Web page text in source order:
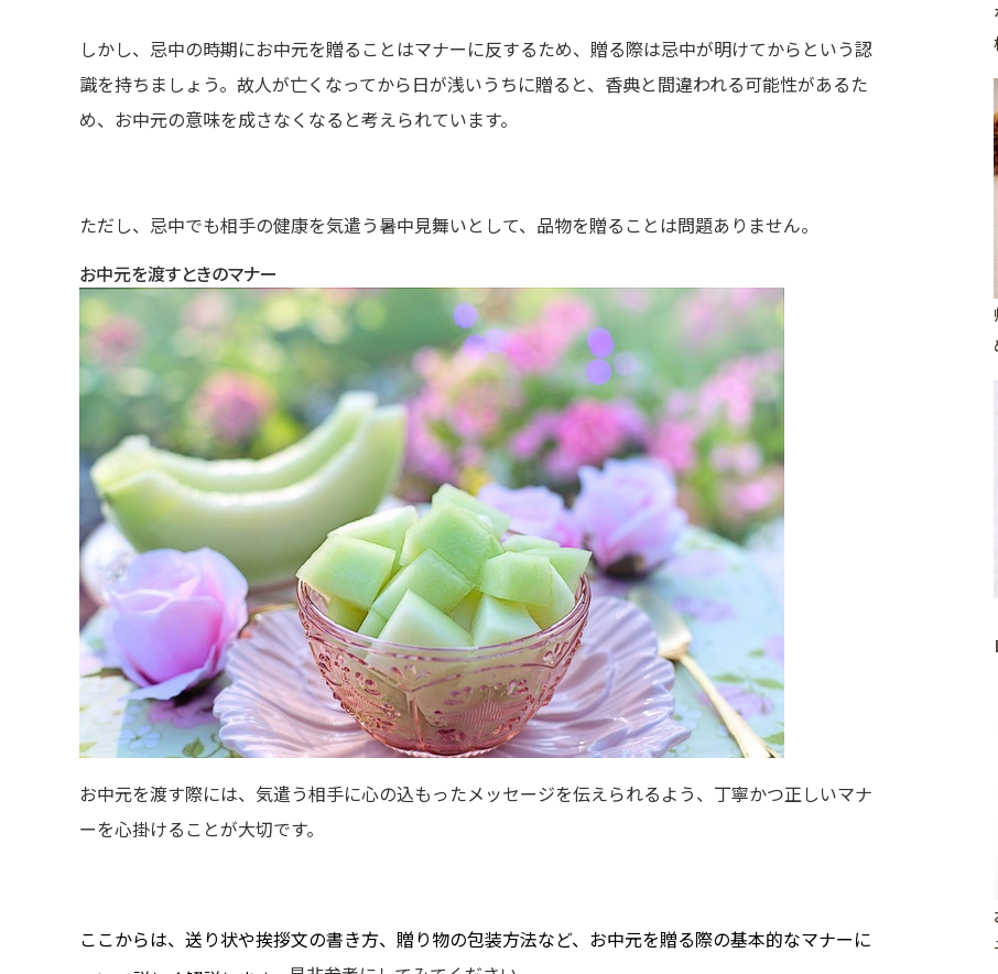
しかし、忌中の時期にお中元を贈ることはマナーに反するため、贈る際は忌中が明けてからという認
識を持ちましょう。故人が亡くなってから日が浅いうちに贈ると、香典と間違われる可能性があるた
め、お中元の意味を成さなくなると考えられています。
ただし、忌中でも相手の健康を気遣う暑中見舞いとして、品物を贈ることは問題ありません。
お中元を渡すときのマナー
お中元を渡す際には、気遣う相手に心の込もったメッセージを伝えられるよう、丁寧かつ正しいマナ
ーを心掛けることが大切です。
ここからは、送り状や挨拶文の書き方、贈り物の包装方法など、お中元を贈る際の基本的なマナーに